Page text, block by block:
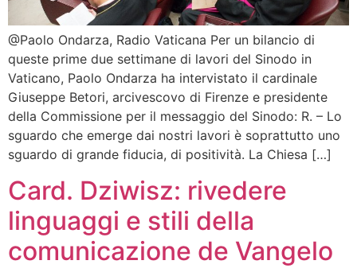
@Paolo Ondarza, Radio Vaticana Per un bilancio di
queste prime due settimane di lavori del Sinodo in
Vaticano, Paolo Ondarza ha intervistato il cardinale
Giuseppe Betori, arcivescovo di Firenze e presidente
della Commissione per il messaggio del Sinodo: R. – Lo
sguardo che emerge dai nostri lavori è soprattutto uno
sguardo di grande fiducia, di positività. La Chiesa […]
Card. Dziwisz: rivedere
linguaggi e stili della
comunicazione de Vangelo